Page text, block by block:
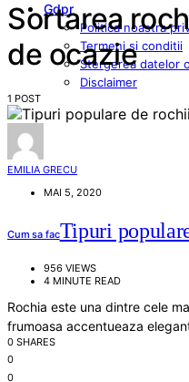
Gdpr
Politica noastra
Termeni si conditii
Stergerea datelor
Disclaimer
Sortarea
de ocazie
1 POST
EMILIA GRECU
MAI 5, 2020
Cum sa facTipuri
956 VIEWS
4 MINUTE READ
Rochia este una dintre cele
frumoasa accentueaza
0 SHARES
0
0